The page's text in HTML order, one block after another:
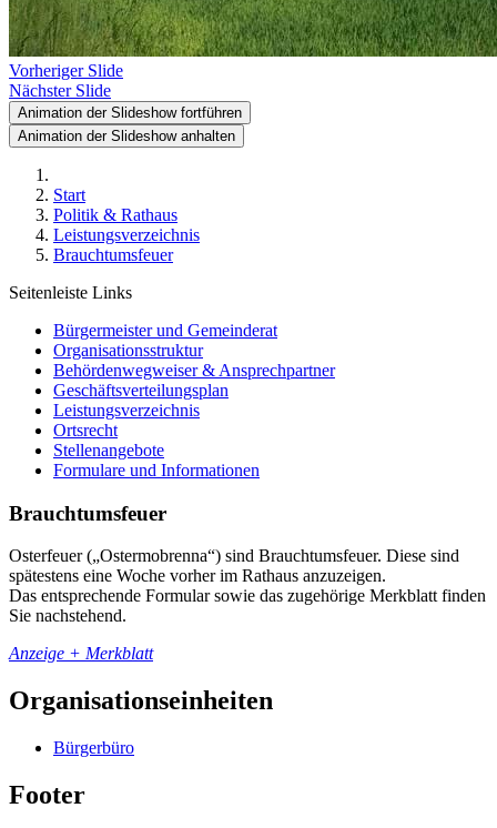
Vorheriger Slide
Nächster Slide
Animation der Slideshow fortführen
Animation der Slideshow anhalten
Start
Politik & Rathaus
Leistungsverzeichnis
Brauchtumsfeuer
Seitenleiste Links
Bürgermeister und Gemeinderat
Organisationsstruktur
Behördenwegweiser & Ansprechpartner
Geschäftsverteilungsplan
Leistungsverzeichnis
Ortsrecht
Stellenangebote
Formulare und Informationen
Brauchtumsfeuer
Osterfeuer („Ostermobrenna“) sind Brauchtumsfeuer. Diese sind
spätestens eine Woche vorher im Rathaus anzuzeigen.
Das entsprechende Formular sowie das zugehörige Merkblatt finden
Sie nachstehend.
Anzeige + Merkblatt
Organisationseinheiten
Bürgerbüro
Footer